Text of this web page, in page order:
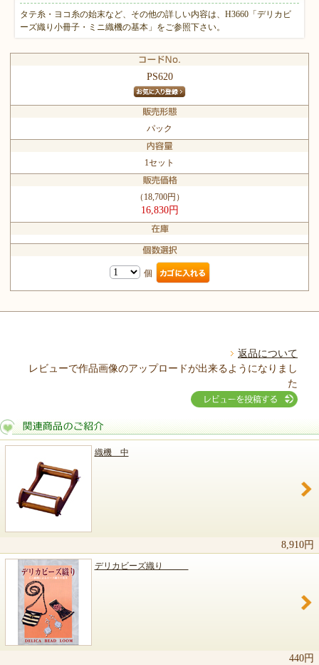
タテ糸・ヨコ糸の始末など、その他の詳しい内容は、H3660「デリカビ
ーズ織り小冊子・ミニ織機の基本」をご参照下さい。
PS620
パック
1セット
（18,700円）
16,830円
個
返品について
レビューで作品画像のアップロードが出来るようになりまし
た
織機 中
8,910円
デリカビーズ織り
440円